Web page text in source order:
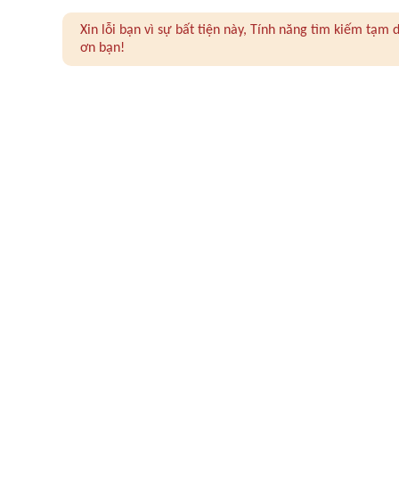
Xin lỗi bạn vì sự bất tiện này, Tính năng tìm kiếm
ơn bạn!